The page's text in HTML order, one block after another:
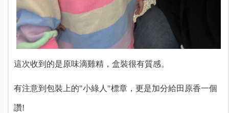
這次收到的是原味滴雞精，盒裝很有質感。
有注意到包裝上的"小綠人"標章，更是加分給田原香一個
讚!